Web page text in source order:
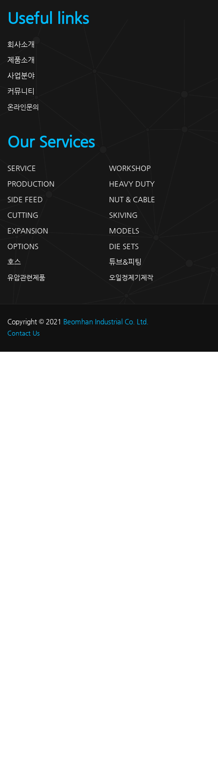
Useful links
회사소개
제품소개
사업분야
커뮤니티
온라인문의
Our Services
SERVICE
WORKSHOP
PRODUCTION
HEAVY DUTY
SIDE FEED
NUT & CABLE
CUTTING
SKIVING
EXPANSION
MODELS
OPTIONS
DIE SETS
호스
튜브&피팅
유압관련제품 오일정제기제작
Copyright © 2021 Beomhan Industrial Co. Ltd.
Contact Us